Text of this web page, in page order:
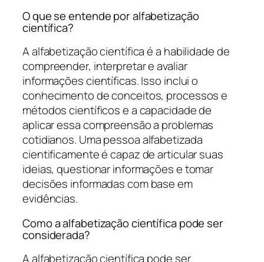
O que se entende por alfabetização
científica?
A alfabetização científica é a habilidade de
compreender, interpretar e avaliar
informações científicas. Isso inclui o
conhecimento de conceitos, processos e
métodos científicos e a capacidade de
aplicar essa compreensão a problemas
cotidianos. Uma pessoa alfabetizada
cientificamente é capaz de articular suas
ideias, questionar informações e tomar
decisões informadas com base em
evidências.
Como a alfabetização científica pode ser
considerada?
A alfabetização científica pode ser